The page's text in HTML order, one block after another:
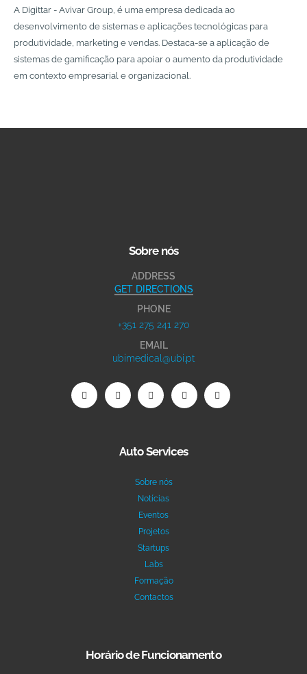
A Digittar - Avivar Group, é uma empresa dedicada ao
desenvolvimento de sistemas e aplicações tecnológicas para
produtividade, marketing e vendas. Destaca-se a aplicação de
sistemas de gamificação para apoiar o aumento da produtividade
em contexto empresarial e organizacional.
Sobre nós
ADDRESS
GET DIRECTIONS
PHONE
+351 275 241 270
EMAIL
ubimedical@ubi.pt
Auto Services
Sobre nós
Notícias
Eventos
Projetos
Startups
Labs
Formação
Contactos
Horário de Funcionamento